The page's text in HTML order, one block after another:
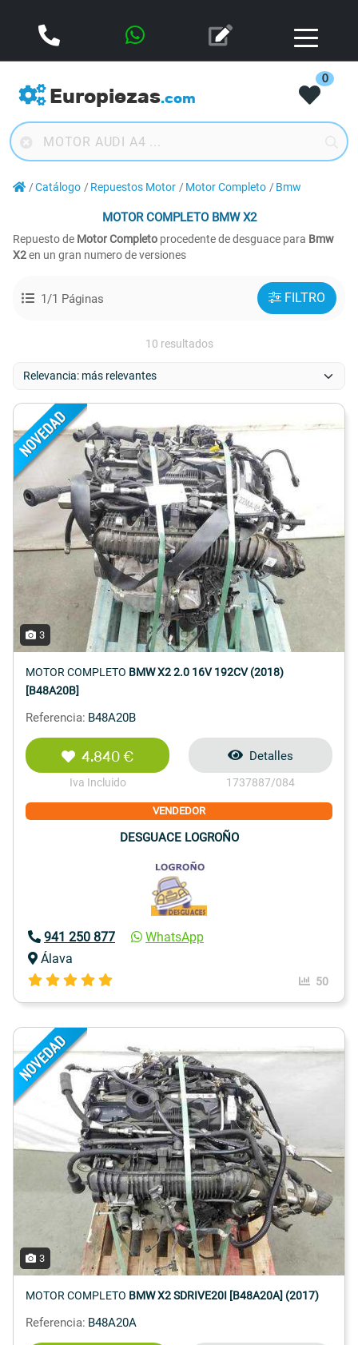
Europiezas.com
0
Catálogo Repuestos Motor Motor Completo Bmw
MOTOR COMPLETOBMW X2
Repuesto de Motor Completo procedente de desguace para Bmw
X2en un gran numero de versiones
1/1 Páginas FILTRO
10 resultados
3
MOTOR COMPLETO BMW X2 2.0 16V 192CV (2018)
[B48A20B]
Referencia: B48A20B
4.840 €
Iva Incluido
Detalles
1737887/084
VENDEDOR
DESGUACE LOGROÑO
941 250 877
WhatsApp
Álava
50
3
MOTOR COMPLETO BMW X2 SDRIVE20I [B48A20A] (2017)
Referencia: B48A20A